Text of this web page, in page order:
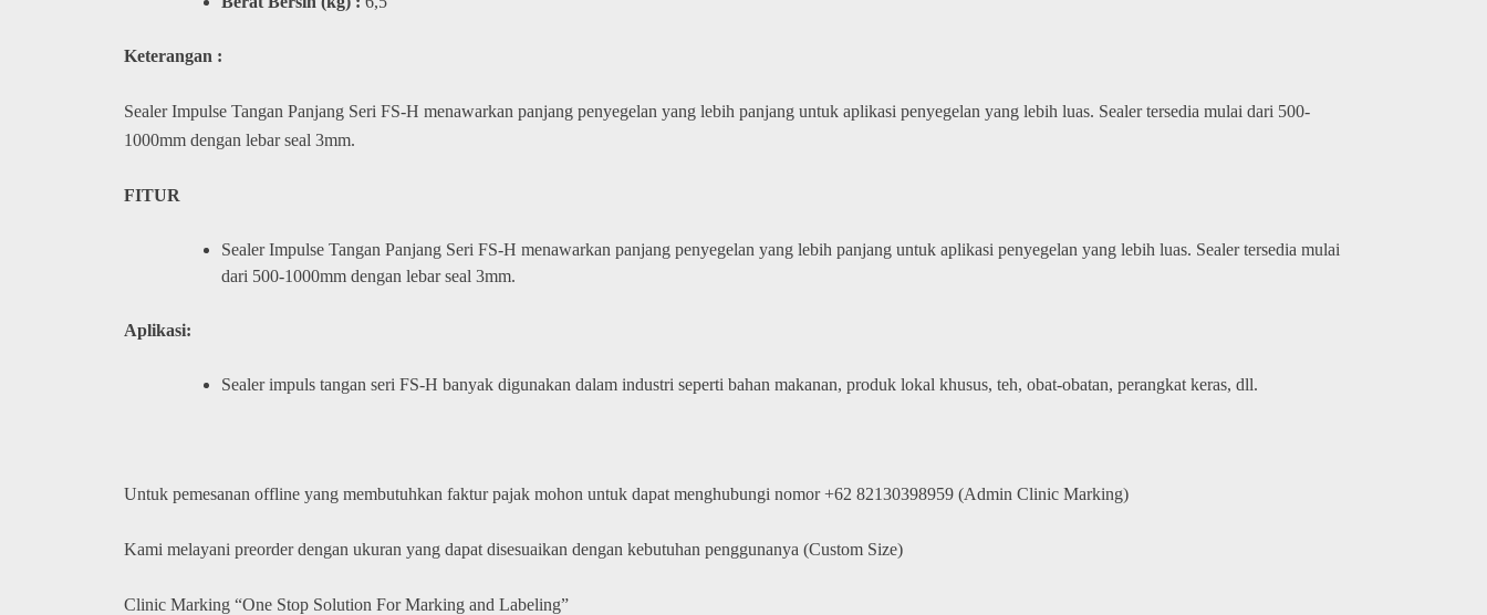
Keterangan :
Sealer Impulse Tangan Panjang Seri FS-H menawarkan panjang penyegelan yang lebih panjang untuk aplikasi penyegelan yang lebih luas. Sealer tersedia mulai dari 500-
1000mm dengan lebar seal 3mm.
FITUR
Sealer Impulse Tangan Panjang Seri FS-H menawarkan panjang penyegelan yang lebih panjang untuk aplikasi penyegelan yang lebih luas. Sealer tersedia mulai
dari 500-1000mm dengan lebar seal 3mm.
Aplikasi:
Sealer impuls tangan seri FS-H banyak digunakan dalam industri seperti bahan makanan, produk lokal khusus, teh, obat-obatan, perangkat keras, dll.
Untuk pemesanan offline yang membutuhkan faktur pajak mohon untuk dapat menghubungi nomor +62 82130398959 (Admin Clinic Marking)
Kami melayani preorder dengan ukuran yang dapat disesuaikan dengan kebutuhan penggunanya (Custom Size)
Clinic Marking “One Stop Solution For Marking and Labeling”